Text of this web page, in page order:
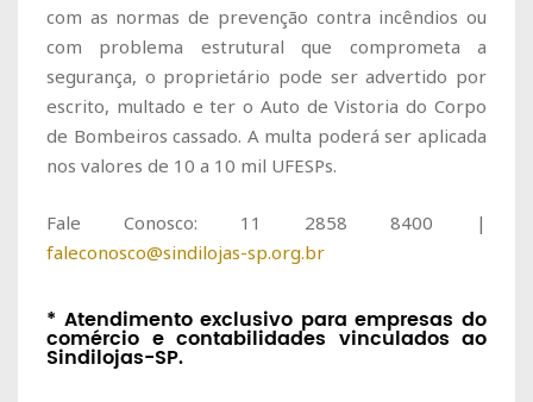
com as normas de prevenção contra incêndios ou
com problema estrutural que comprometa a
segurança, o proprietário pode ser advertido por
escrito, multado e ter o Auto de Vistoria do Corpo
de Bombeiros cassado. A multa poderá ser aplicada
nos valores de 10 a 10 mil UFESPs.
Fale Conosco: 11 2858 8400 |
faleconosco@sindilojas-sp.org.br
* Atendimento exclusivo para empresas do
comércio e contabilidades vinculados ao
Sindilojas-SP.